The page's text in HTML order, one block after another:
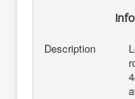
Description